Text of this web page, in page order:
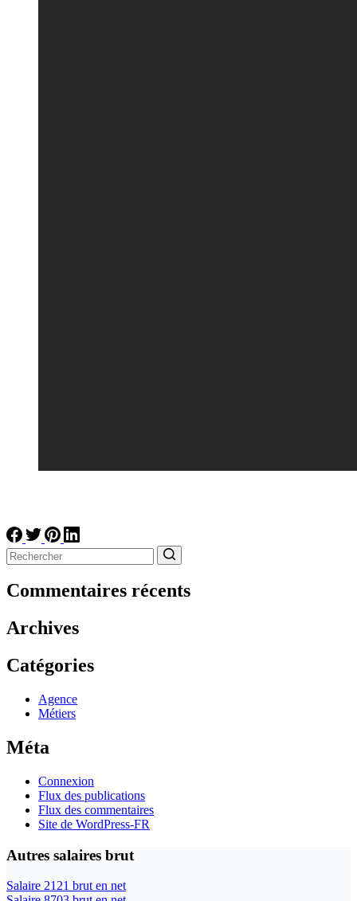
résultat
Commentaires récents
Archives
Catégories
Agence
Métiers
Méta
Connexion
Flux des publications
Flux des commentaires
Site de WordPress-FR
Autres salaires brut
Salaire 2121 brut en net